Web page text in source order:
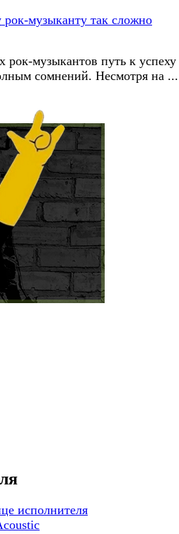
музыкантов путь к успеху
сомнений. Несмотря на ...
исполнителя